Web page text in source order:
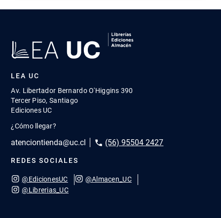
LEA UC
Av. Libertador Bernardo O'Higgins 390
Tercer Piso, Santiago
Ediciones UC
¿Cómo llegar?
atenciontienda@uc.cl (56) 95504 2427
REDES SOCIALES
@EdicionesUC
@Almacen_UC
@Librerias_UC